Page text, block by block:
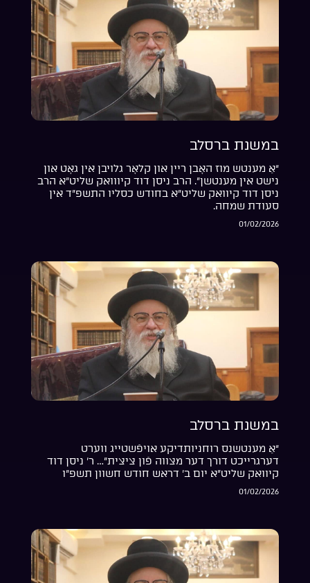
במשנת ברסלב
“אַ מענטש מוז האָבן ריין און קלאָר גלויבן אין גאָט און
נישט אין מענטשן”. הרב ניסן דוד קיווואק שליט”א הרב
ניסן דוד קיוואק שליט”א בחודש כסליו התשפ”ד אין
סעודת שמחה.
01/02/2026
במשנת ברסלב
“אַ מענטשנס רוחניותדיקע אויפֿשטייג ווערט
דערגרייכט דורך דער מצווה פֿון ציצית”… ר’ ניסן דוד
קיוואק שליט”א יום ב’ דראש חודש חשוון תשפ”ו
01/02/2026